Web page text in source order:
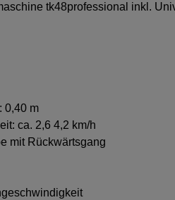
tk48professional inkl.
0,40 m
ca. 2,6 4,2 km/h
mit Rückwärtsgang